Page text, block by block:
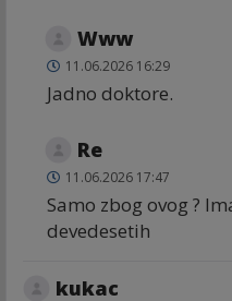
Www
11.06.2026 16:29
Jadno doktore.
Re
11.06.2026 17:47
Samo zbog ovog ?
devedesetih
kukac